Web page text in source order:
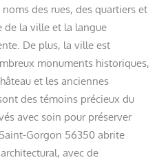
des rues, des quartiers et
de la ville et la langue
De plus, la ville est
monuments historiques,
et les anciennes
des témoins précieux du
avec soin pour préserver
Gorgon 56350 abrite
avec de